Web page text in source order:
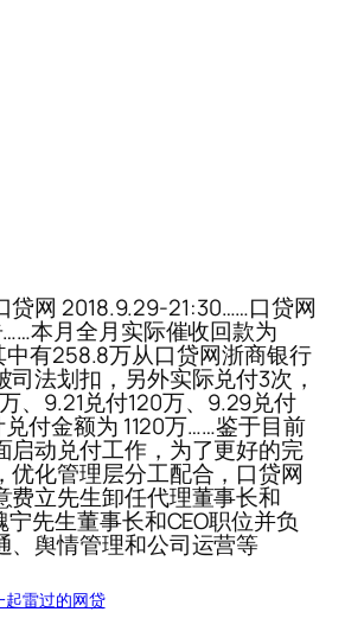
贷网 2018.9.29-21:30……口贷网
本月全月实际催收回款为
中有258.8万从口贷网浙商银行
司法划扣，另外实际兑付3次，
、9.21兑付120万、9.29兑付
付金额为 1120万……鉴于目前
启动兑付工作，为了更好的完
优化管理层分工配合，口贷网
费立先生卸任代理董事长和
宁先生董事长和CEO职位并负
、舆情管理和公司运营等
起雷过的网贷